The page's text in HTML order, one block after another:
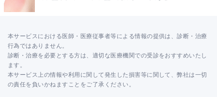
本サービスにおける医師・医療従事者等による情報の提供は、診断・治療
行為ではありません。
診断・治療を必要とする方は、適切な医療機関での受診をおすすめいたし
ます。
本サービス上の情報や利用に関して発生した損害等に関して、弊社は一切
の責任を負いかねますことをご了承ください。